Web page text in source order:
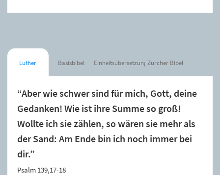
Luther Basisbibel Einheitsübersetzung Zürcher Bibel
“Aber wie schwer sind für mich, Gott, deine
Gedanken! Wie ist ihre Summe so groß!
Wollte ich sie zählen, so wären sie mehr als
der Sand: Am Ende bin ich noch immer bei
dir.”
Psalm 139,17-18